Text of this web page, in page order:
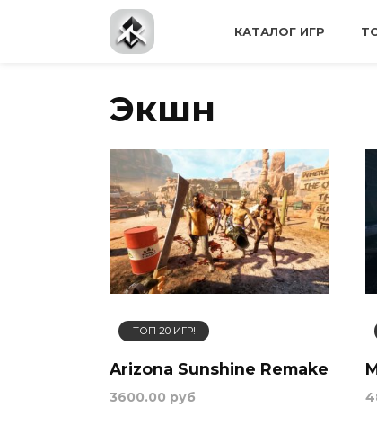
КАТАЛОГ ИГР
Экшн
ТОП 20 ИГР!
Arizona Sunshine Remake
3600.00 руб